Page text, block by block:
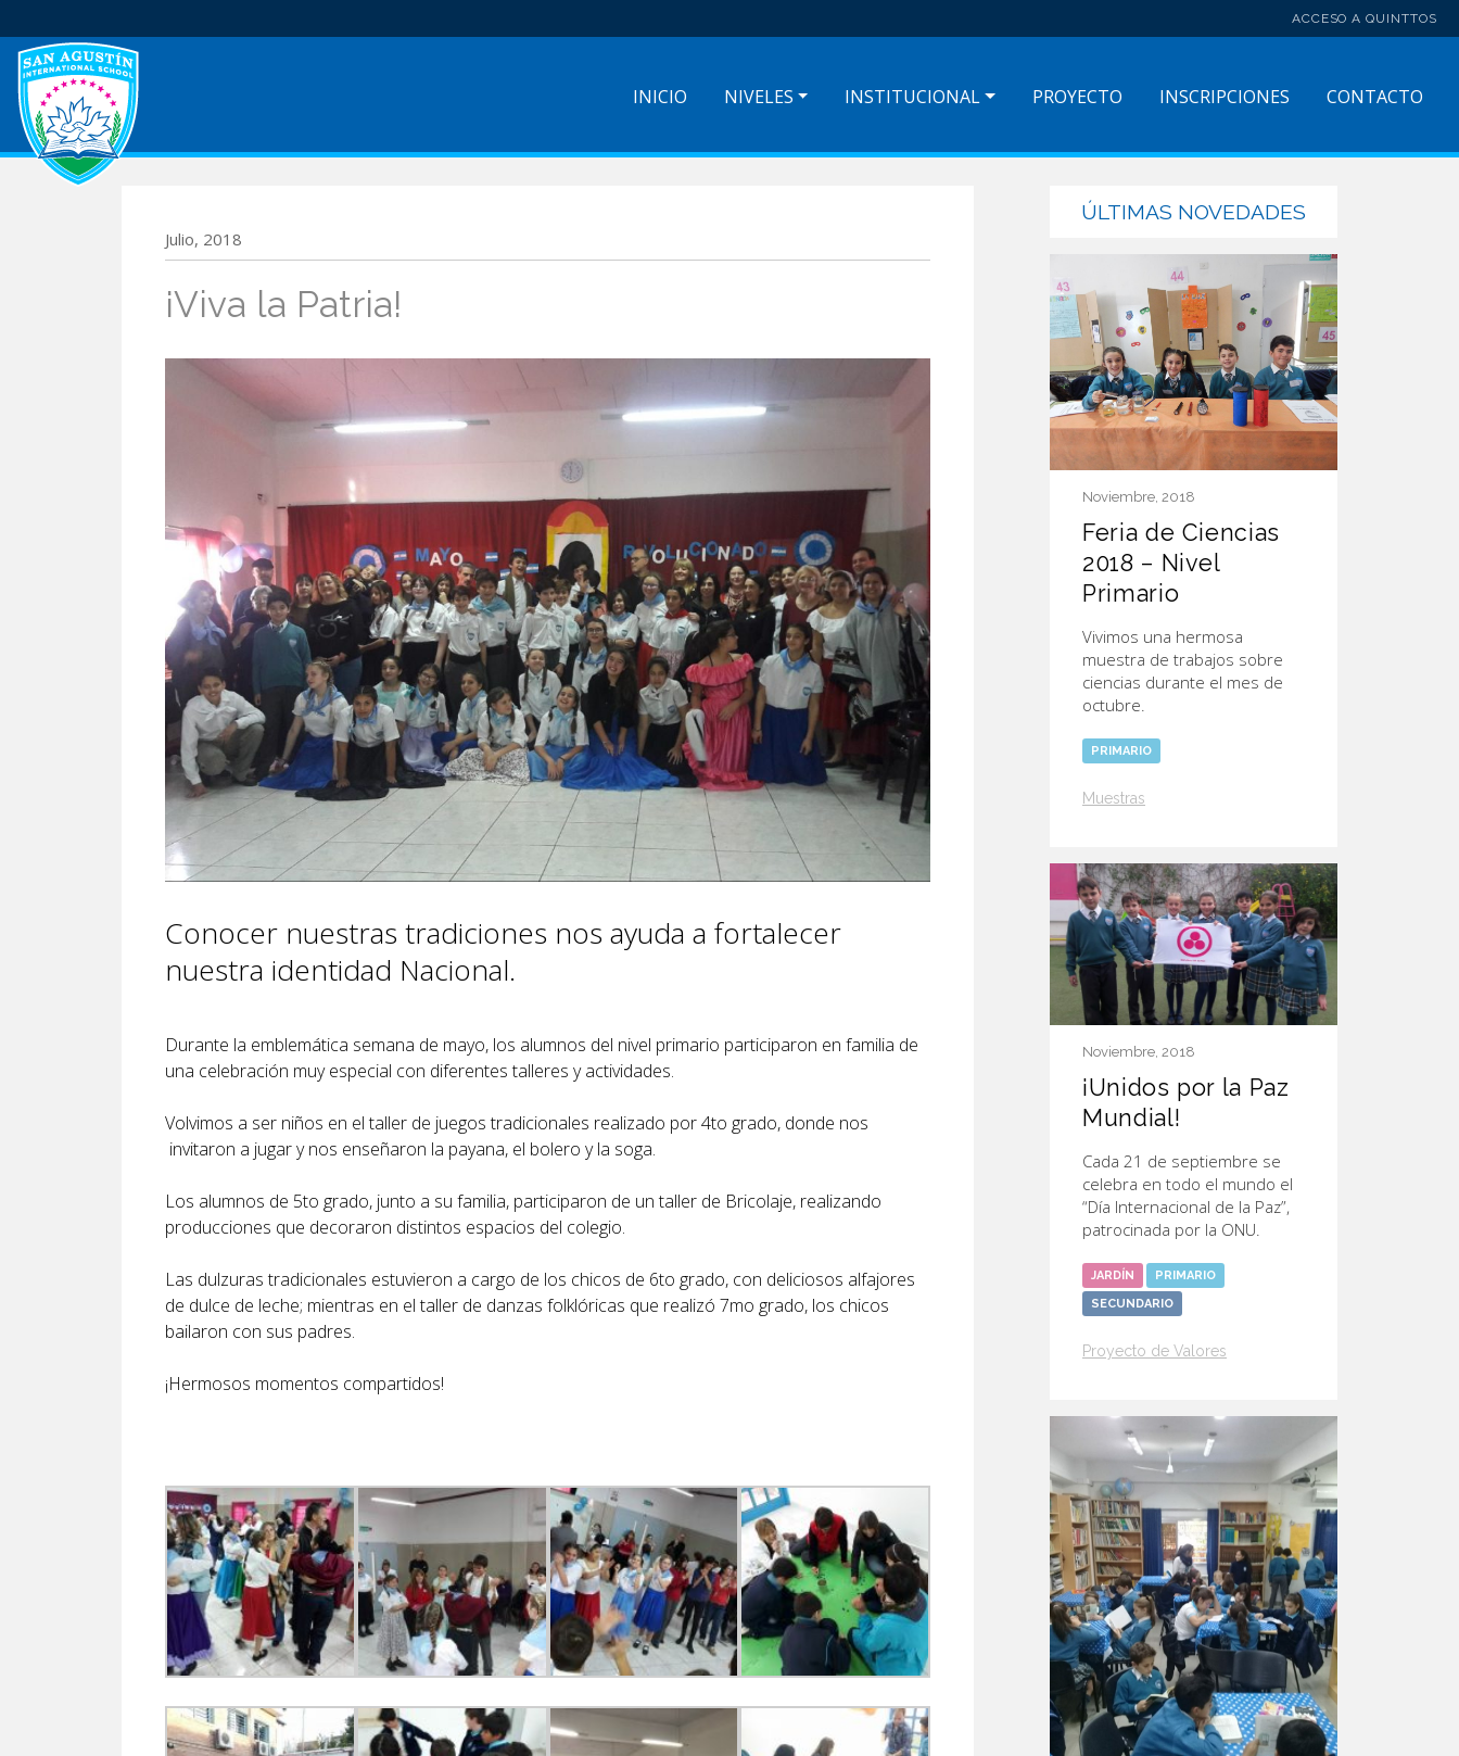
ACCESO A QUINTTOS
INICIO NIVELES INSTITUCIONAL PROYECTO INSCRIPCIONES CONTACTO
Julio, 2018
¡Viva la Patria!
Conocer nuestras tradiciones nos ayuda a fortalecer
nuestra identidad Nacional.
Durante la emblemática semana de mayo, los alumnos del nivel primario participaron en familia de
una celebración muy especial con diferentes talleres y actividades.
Volvimos a ser niños en el taller de juegos tradicionales realizado por 4to grado, donde nos
invitaron a jugar y nos enseñaron la payana, el bolero y la soga.
Los alumnos de 5to grado, junto a su familia, participaron de un taller de Bricolaje, realizando
producciones que decoraron distintos espacios del colegio.
Las dulzuras tradicionales estuvieron a cargo de los chicos de 6to grado, con deliciosos alfajores
de dulce de leche; mientras en el taller de danzas folklóricas que realizó 7mo grado, los chicos
bailaron con sus padres.
¡Hermosos momentos compartidos!
ÚLTIMAS NOVEDADES
Noviembre, 2018
Feria de Ciencias
2018 – Nivel
Primario
Vivimos una hermosa
muestra de trabajos sobre
ciencias durante el mes de
octubre.
PRIMARIO
Muestras
Noviembre, 2018
¡Unidos por la Paz
Mundial!
Cada 21 de septiembre se
celebra en todo el mundo el
“Día Internacional de la Paz”,
patrocinada por la ONU.
JARDÍN
PRIMARIO
SECUNDARIO
Proyecto de Valores